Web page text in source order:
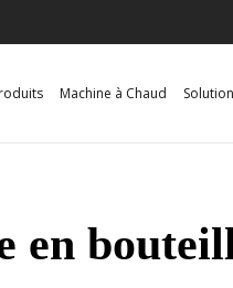
Machine à Chaud Solution
en